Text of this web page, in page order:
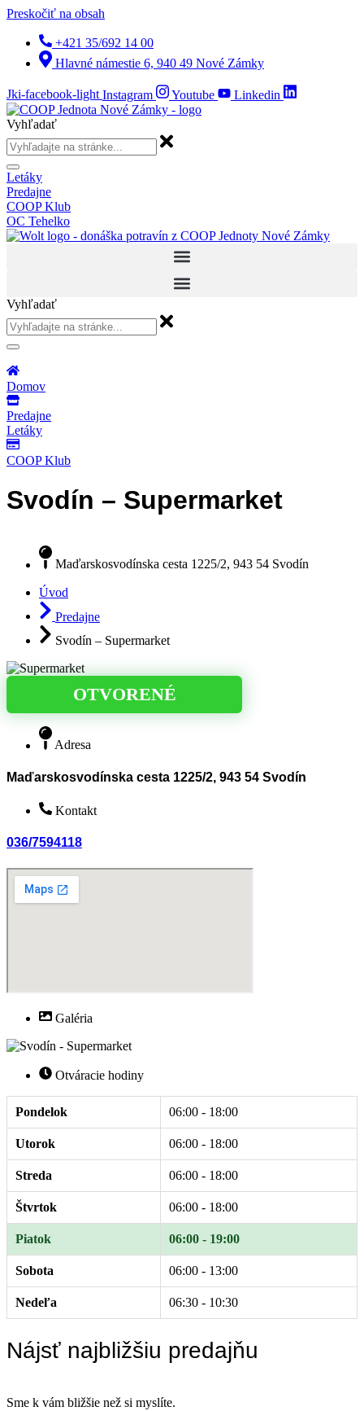
Preskočiť na obsah
+421 35/692 14 00
Hlavné námestie 6, 940 49 Nové Zámky
Jki-facebook-light Instagram Youtube Linkedin
Vyhľadať
Letáky
Predajne
COOP Klub
OC Tehelko
Vyhľadať
Domov
Predajne
Letáky
COOP Klub
Svodín – Supermarket
Maďarskosvodínska cesta 1225/2, 943 54 Svodín
Úvod
Predajne
Svodín – Supermarket
OTVORENÉ
Adresa
Maďarskosvodínska cesta 1225/2, 943 54 Svodín
Kontakt
036/7594118
Galéria
Otváracie hodiny
Pondelok 06:00 - 18:00
Utorok 06:00 - 18:00
Streda 06:00 - 18:00
Štvrtok 06:00 - 18:00
Piatok 06:00 - 19:00
Sobota 06:00 - 13:00
Nedeľa 06:30 - 10:30
Nájsť najbližšiu predajňu
Sme k vám bližšie než si myslíte.